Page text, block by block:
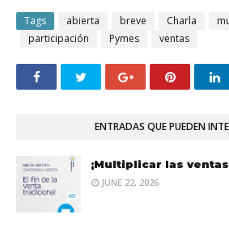
Tags abierta breve Charla
participación
Pymes ventas
ENTRADAS QUE PUEDEN
¡Multiplicar las
JUNE 22, 2026